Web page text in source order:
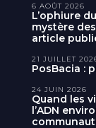
L’ophiure
mystère
article
6 AOÛT 2026
PosBacia :
21 JUILLET
Quand les
l’ADN
24 JUIN 2026